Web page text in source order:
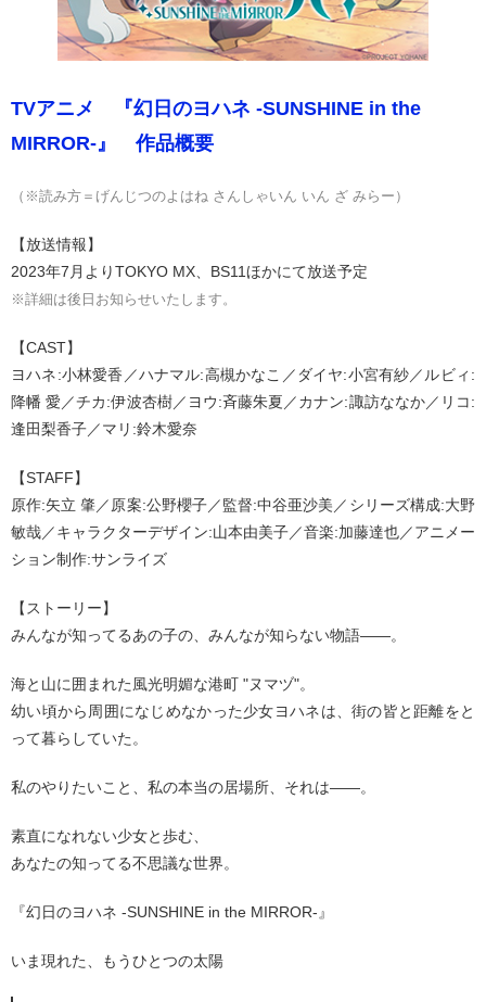
TVアニメ 『幻日のヨハネ -SUNSHINE in the
MIRROR-』 作品概要
（※読み方＝げんじつのよはね さんしゃいん いん ざ みらー）
【放送情報】
2023年7月よりTOKYO MX、BS11ほかにて放送予定
※詳細は後日お知らせいたします。
【CAST】
ヨハネ:小林愛香／ハナマル:高槻かなこ／ダイヤ:小宮有紗／ルビィ:
降幡 愛／チカ:伊波杏樹／ヨウ:斉藤朱夏／カナン:諏訪ななか／リコ:
逢田梨香子／マリ:鈴木愛奈
【STAFF】
原作:矢立 肇／原案:公野櫻子／監督:中谷亜沙美／シリーズ構成:大野
敏哉／キャラクターデザイン:山本由美子／音楽:加藤達也／アニメー
ション制作:サンライズ
【ストーリー】
みんなが知ってるあの子の、みんなが知らない物語――。
海と山に囲まれた風光明媚な港町 "ヌマヅ"。
幼い頃から周囲になじめなかった少女ヨハネは、街の皆と距離をと
って暮らしていた。
私のやりたいこと、私の本当の居場所、それは――。
素直になれない少女と歩む、
あなたの知ってる不思議な世界。
『幻日のヨハネ -SUNSHINE in the MIRROR-』
いま現れた、もうひとつの太陽